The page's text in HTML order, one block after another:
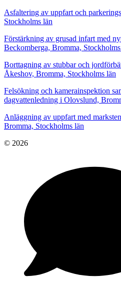
Asfaltering av uppfart och
Stockholms län
Förstärkning av grusad infart med
Beckomberga, Bromma,
Borttagning av stubbar och
Åkeshov, Bromma, Stockholms län
Felsökning och kamerainspektion
dagvattenledning i Olovslund,
Anläggning av uppfart med
Bromma, Stockholms län
© 2026